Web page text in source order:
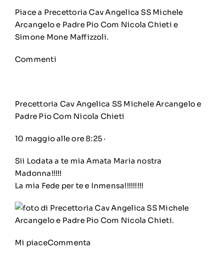
Piace a Precettoria Cav Angelica SS Michele
Arcangelo e Padre Pio Com Nicola Chieti e
Simone Mone Maffizzoli.
Commenti
Precettoria Cav Angelica SS Michele Arcangelo e
Padre Pio Com Nicola Chieti
10 maggio alle ore 8:25 ·
Sii Lodata a te mia Amata Maria nostra
Madonna!!!!!
La mia Fede per te e Inmensa!!!!!!!!!
Mi piaceCommenta